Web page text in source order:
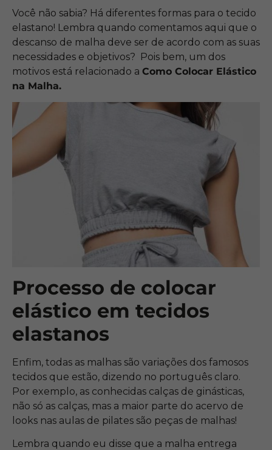
Você não sabia? Há diferentes formas para o tecido
elastano! Lembra quando comentamos aqui que o
descanso de malha deve ser de acordo com as suas
necessidades e objetivos? Pois bem, um dos
motivos está relacionado a Como Colocar Elástico
na Malha.
Processo de colocar
elástico em tecidos
elastanos
Enfim, todas as malhas são variações dos famosos
tecidos que estão, dizendo no português claro.
Por exemplo, as conhecidas calças de ginásticas,
não só as calças, mas a maior parte do acervo de
looks nas aulas de pilates são peças de malhas!
Lembra quando eu disse que a malha entrega